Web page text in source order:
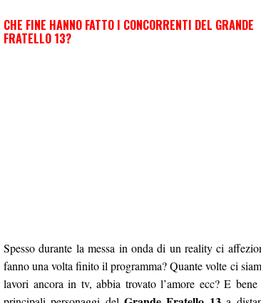
CHE FINE HANNO FATTO I CONCORRENTI DEL GRANDE
FRATELLO 13?
Spesso durante la messa in onda di un reality ci
fanno una volta finito il programma? Quante volte ci
lavori ancora in tv, abbia trovato l’amore ecc? E